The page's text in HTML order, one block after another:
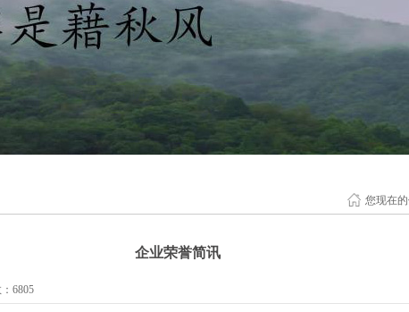
您现在的
企业荣誉简讯
6805